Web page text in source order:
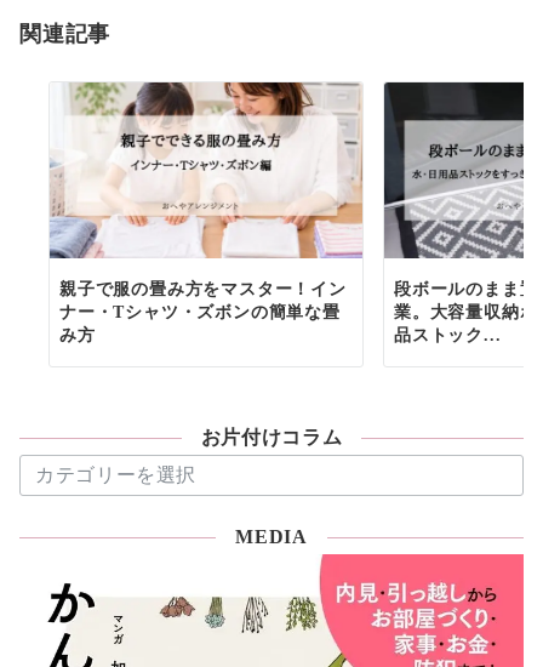
関連記事
親子で服の畳み方をマスター！イン
ナー・Tシャツ・ズボンの簡単な畳
み方
段ボールのまま
業。大容量収納
品ストック...
お片付けコラム
片
MEDIA